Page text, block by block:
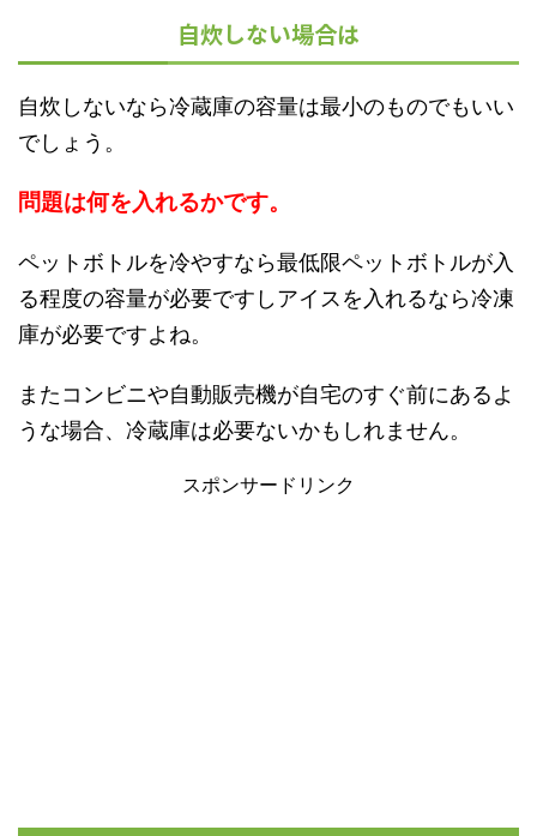
自炊しない場合は
自炊しないなら冷蔵庫の容量は最小のものでもいい
でしょう。
問題は何を入れるかです。
ペットボトルを冷やすなら最低限ペットボトルが入
る程度の容量が必要ですしアイスを入れるなら冷凍
庫が必要ですよね。
またコンビニや自動販売機が自宅のすぐ前にあるよ
うな場合、冷蔵庫は必要ないかもしれません。
スポンサードリンク